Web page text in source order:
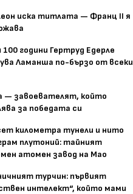
иска титлата — Франц II я
100 години Гертруд Едерле
Ламанша по-бързо от всеки
— завоевателят, който
за победата си
километра тунели и нито
плутоний: тайният
атомен завод на Мао
турчин: първият
интелект“, който мами